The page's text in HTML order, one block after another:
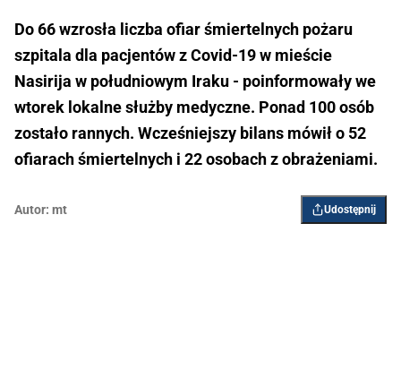
Do 66 wzrosła liczba ofiar śmiertelnych pożaru
szpitala dla pacjentów z Covid-19 w mieście
Nasirija w południowym Iraku - poinformowały we
wtorek lokalne służby medyczne. Ponad 100 osób
zostało rannych. Wcześniejszy bilans mówił o 52
ofiarach śmiertelnych i 22 osobach z obrażeniami.
Autor: mt Udostępnij